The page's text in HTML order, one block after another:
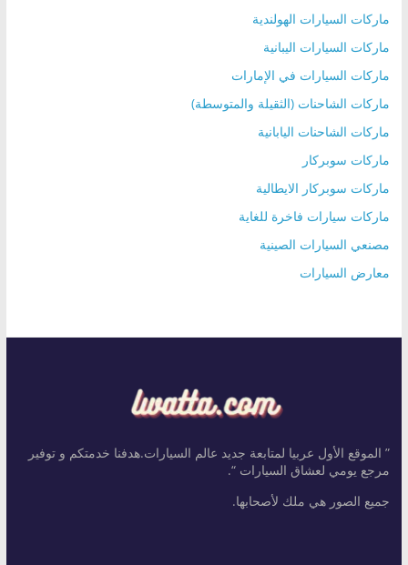
ماركات السيارات الهولندية
ماركات السيارات اليبانية
ماركات السيارات في الإمارات
ماركات الشاحنات (الثقيلة والمتوسطة)
ماركات الشاحنات اليابانية
ماركات سوبركار
ماركات سوبركار الايطالية
ماركات سيارات فاخرة للغاية
مصنعي السيارات الصينية
معارض السيارات
” الموقع الأول عربيا لمتابعة جديد عالم السيارات.هدفنا خدمتكم و توفير
مرجع يومي لعشاق السيارات “.
جميع الصور هي ملك لأصحابها.